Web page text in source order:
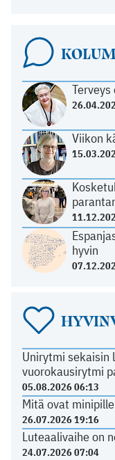
Viikon
hyvin
Unirytmi sekaisin
vuorokausirytmi
05.08.2026 06:13
Mitä ovat
26.07.2026 19:16
Luteaalivaihe on
24.07.2026 07:04